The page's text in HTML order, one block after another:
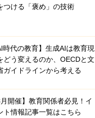
つける「褒め」の技術
時代の教育】生成AIは教育現
どう変えるのか、OECDと文
ガイドラインから考える
月開催】教育関係者必見！イ
ト情報記事一覧はこちら